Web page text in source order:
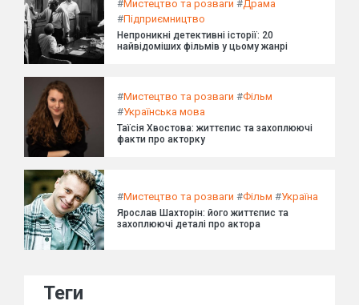
#Мистецтво та розваги #Драма
#Підприємництво
Непроникні детективні історії: 20
найвідоміших фільмів у цьому жанрі
#Мистецтво та розваги #Фільм
#Українська мова
Таїсія Хвостова: життєпис та захоплюючі
факти про акторку
#Мистецтво та розваги #Фільм #Україна
Ярослав Шахторін: його життєпис та
захоплюючі деталі про актора
Теги